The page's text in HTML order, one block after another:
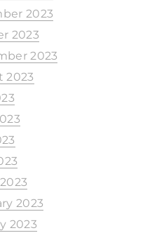
2023
2023
2023
2023
2023
2023